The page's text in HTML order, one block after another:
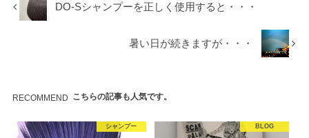
DO-Sシャンプーを正しく使用すると・・・
暑い日が続きますが・・・
RECOMMEND こちらの記事も人気です。
シャンプー BLOG